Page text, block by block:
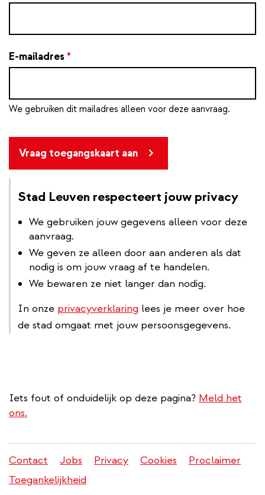
E-mailadres *
We gebruiken dit mailadres alleen voor deze aanvraag.
Vraag toegangskaart aan
Stad Leuven respecteert jouw privacy
We gebruiken jouw gegevens alleen voor deze
aanvraag.
We geven ze alleen door aan anderen als dat
nodig is om jouw vraag af te handelen.
We bewaren ze niet langer dan nodig.
In onze privacyverklaring lees je meer over hoe
de stad omgaat met jouw persoonsgegevens.
Iets fout of onduidelijk op deze pagina? Meld het
ons.
Juridisch
menu
Contact Jobs Privacy Cookies
Proclaimer
Toegankelijkheid